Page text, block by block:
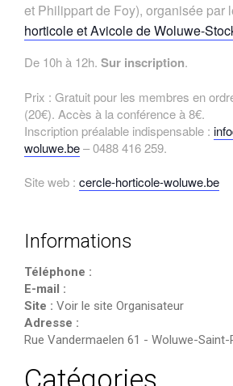
et Philippart de Foy), organisée par
horticole et Avicole de Woluwe-
De 10h à 12h. Sur inscription.
Prix : Gratuit pour les membres en
(20€). Accès à la conférence à 8€.
Inscription préalable indispensable :
woluwe.be– 0488 416 259.
Site web : cercle-horticole-woluwe.be
Informations
Téléphone :
E-mail :
Site : Voir le site Organisateur
Adresse :
Rue Vandermaelen 61 - Woluwe-Saint-